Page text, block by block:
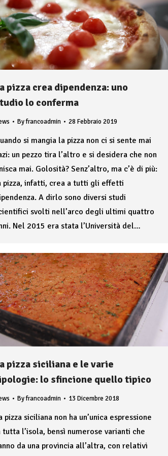
pizza crea dipendenza: uno
lo conferma
Byfrancoadmin 28 Febbraio 2019
si mangia la pizza non ci si sente mai
un pezzo tira l’altro e si desidera che non
mai. Golosità? Senz’altro, ma c’è di più:
pizza, infatti, crea a tutti gli effetti
A dirlo sono diversi studi
svolti nell’arco degli ultimi quattro
Nel 2015 era stata l’Università del…
pizza siciliana e le varie
lo sfincione quello tipico
Byfrancoadmin 13 Dicembre 2018
pizza siciliana non ha un’unica espressione
tutta l’isola, bensì numerose varianti che
da una provincia all’altra, con relativi